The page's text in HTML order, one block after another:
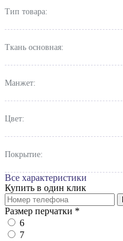
Тип товара:
Ткань основная:
Манжет:
Цвет:
Покрытие:
Все характеристики
Купить в один клик
Размер перчатки *
6
7